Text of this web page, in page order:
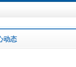
动态